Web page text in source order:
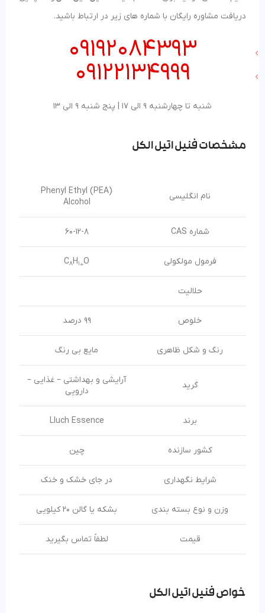
دریافت مشاوره رایگان با شماره های زیر در ارتباط باشید.
09192084393
09122134999
شنبه تا چهارشنبه 9 الی 17 | پنج شنبه 9 الی 13
مشخصات فنیل اتیل الکل
نام انگلیسی
(PEA) Phenyl Ethyl
Alcohol
شماره CAS 60-12-8
فرمول مولکولی C8H10O
حلالیت
خلوص 99 درصد
رنگ و شکل ظاهری مایع بی رنگ
گرید
آرایشی و بهداشتی – غذایی –
دارویی
برند Lluch Essence
کشور سازنده چین
شرایط نگهداری در جای خشک و خنک
وزن و نوع بسته بندی بشکه یا گالن 20 کیلویی
قیمت لطفاً تماس بگیرید
خواص فنیل اتیل الکل